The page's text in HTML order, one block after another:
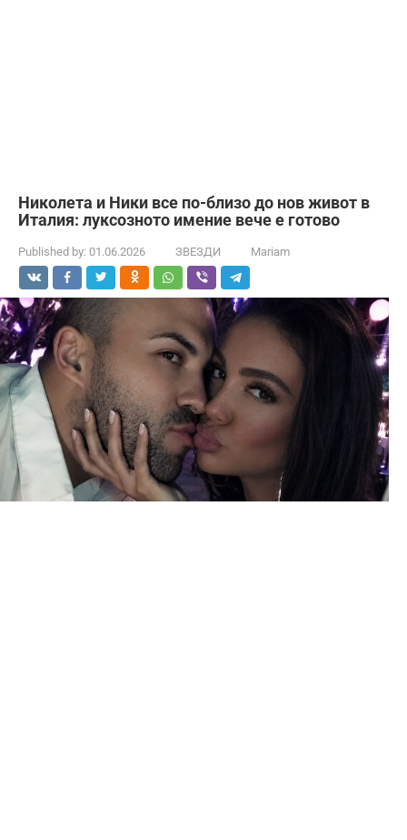
Николета и Ники все по-близо до нов живот в
Италия: луксозното имение вече е готово
Published by: 01.06.2026 ЗВЕЗДИ Mariam